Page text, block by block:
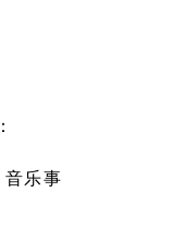
音乐事